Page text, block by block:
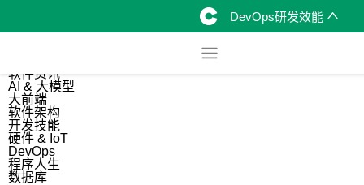
DevOps研发效能
软件资讯
AI & 大模型
大前端
软件架构
开发技能
硬件 & IoT
DevOps
程序人生
数据库